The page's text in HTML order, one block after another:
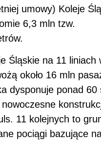
umowy) Koleje
6,3 mln tzw.
Śląskie na 11 liniach
około 16 mln
dysponuje ponad 60
11 kolejnych to
pociągi bazujące